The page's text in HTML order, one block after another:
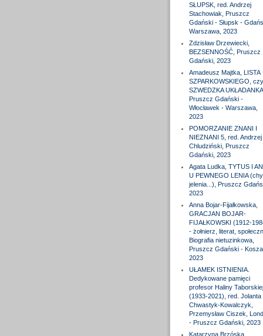
SŁUPSK, red. Andrzej
Stachowiak, Pruszcz
Gdański - Słupsk -
Warszawa, 2023
Zdzisław Drzewiecki,
BEZSENNOŚĆ, Pruszcz
Gdański, 2023
Amadeusz Majtka, LISTA
SZPARKOWSKIEGO,
SZWEDZKA UKŁADANKA,
Pruszcz Gdański -
Włocławek - Warszawa,
2023
POMORZANIE ZNANI I
NIEZNANI 5, red. Andrzej
Chludziński, Pruszcz
Gdański, 2023
Agata Ludka, TYTUS I
U PEWNEGO LENIA
jelenia...), Pruszcz
2023
Anna Bojar-Fijałkowska,
GRACJAN BOJAR-
FIJAŁKOWSKI (1912-
- żołnierz, literat,
Biografia nietuzinkowa,
Pruszcz Gdański -
2023
UŁAMEK ISTNIENIA.
Dedykowane pamięci
profesor Haliny Taborskiej
(1933-2021), red. Jolanta
Chwastyk-Kowalczyk,
Przemysław Ciszek,
- Pruszcz Gdański, 2023
Katarzyna Brzóska,